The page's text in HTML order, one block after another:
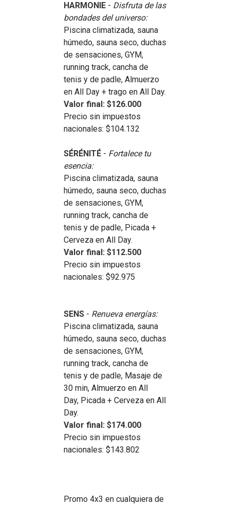
HARMONIE - Disfruta de las
bondades del universo:
Piscina climatizada, sauna
húmedo, sauna seco, duchas
de sensaciones, GYM,
running track, cancha de
tenis y de padle, Almuerzo
en All Day + trago en All Day.
Valor final: $126.000
Precio sin impuestos
nacionales: $104.132
SÉRÉNITÉ - Fortalece tu
esencia:
Piscina climatizada, sauna
húmedo, sauna seco, duchas
de sensaciones, GYM,
running track, cancha de
tenis y de padle, Picada +
Cerveza en All Day.
Valor final: $112.500
Precio sin impuestos
nacionales: $92.975
SENS - Renueva energías:
Piscina climatizada, sauna
húmedo, sauna seco, duchas
de sensaciones, GYM,
running track, cancha de
tenis y de padle, Masaje de
30 min, Almuerzo en All
Day, Picada + Cerveza en All
Day.
Valor final: $174.000
Precio sin impuestos
nacionales: $143.802
Promo 4x3 en cualquiera de